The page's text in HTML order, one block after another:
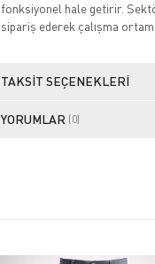
fonksiyonel hale getirir.
sipariş ederek çalışma
TAKSIT SEÇENEKLERI
YORUMLAR (0)